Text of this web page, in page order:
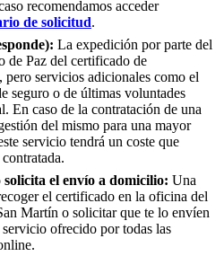
recomendamos acceder
de solicitud.
La expedición por parte del
de Paz del certificado de
pero servicios adicionales como el
seguro o de últimas voluntades
En caso de la contratación de una
del mismo para una mayor
servicio tendrá un coste que
solicita el envío a domicilio: Una
el certificado en la oficina del
Martín o solicitar que te lo envíen
ofrecido por todas las